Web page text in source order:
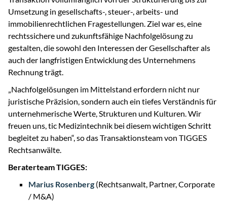
Umsetzung in gesellschafts-, steuer-, arbeits- und
immobilienrechtlichen Fragestellungen. Ziel war es, eine
rechtssichere und zukunftsfähige Nachfolgelösung zu
gestalten, die sowohl den Interessen der Gesellschafter als
auch der langfristigen Entwicklung des Unternehmens
Rechnung trägt.
„Nachfolgelösungen im Mittelstand erfordern nicht nur
juristische Präzision, sondern auch ein tiefes Verständnis für
unternehmerische Werte, Strukturen und Kulturen. Wir
freuen uns, tic Medizintechnik bei diesem wichtigen Schritt
begleitet zu haben“, so das Transaktionsteam von TIGGES
Rechtsanwälte.
Beraterteam TIGGES:
Marius Rosenberg (Rechtsanwalt, Partner, Corporate
/ M&A)